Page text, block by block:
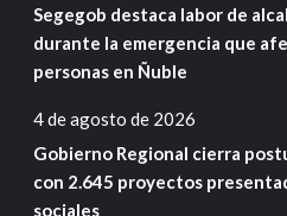
Segegob destaca labor de
durante la emergencia que
personas en Ñuble
4 de agosto de 2026
Gobierno Regional cierra
con 2.645 proyectos
sociales